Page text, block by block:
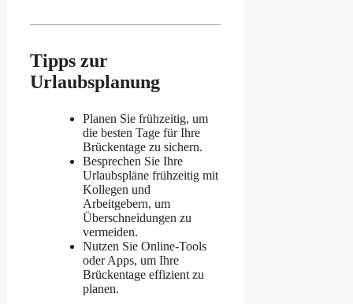
Tipps zur
Urlaubsplanung
Planen Sie frühzeitig, um
die besten Tage für Ihre
Brückentage zu sichern.
Besprechen Sie Ihre
Urlaubspläne frühzeitig mit
Kollegen und
Arbeitgebern, um
Überschneidungen zu
vermeiden.
Nutzen Sie Online-Tools
oder Apps, um Ihre
Brückentage effizient zu
planen.